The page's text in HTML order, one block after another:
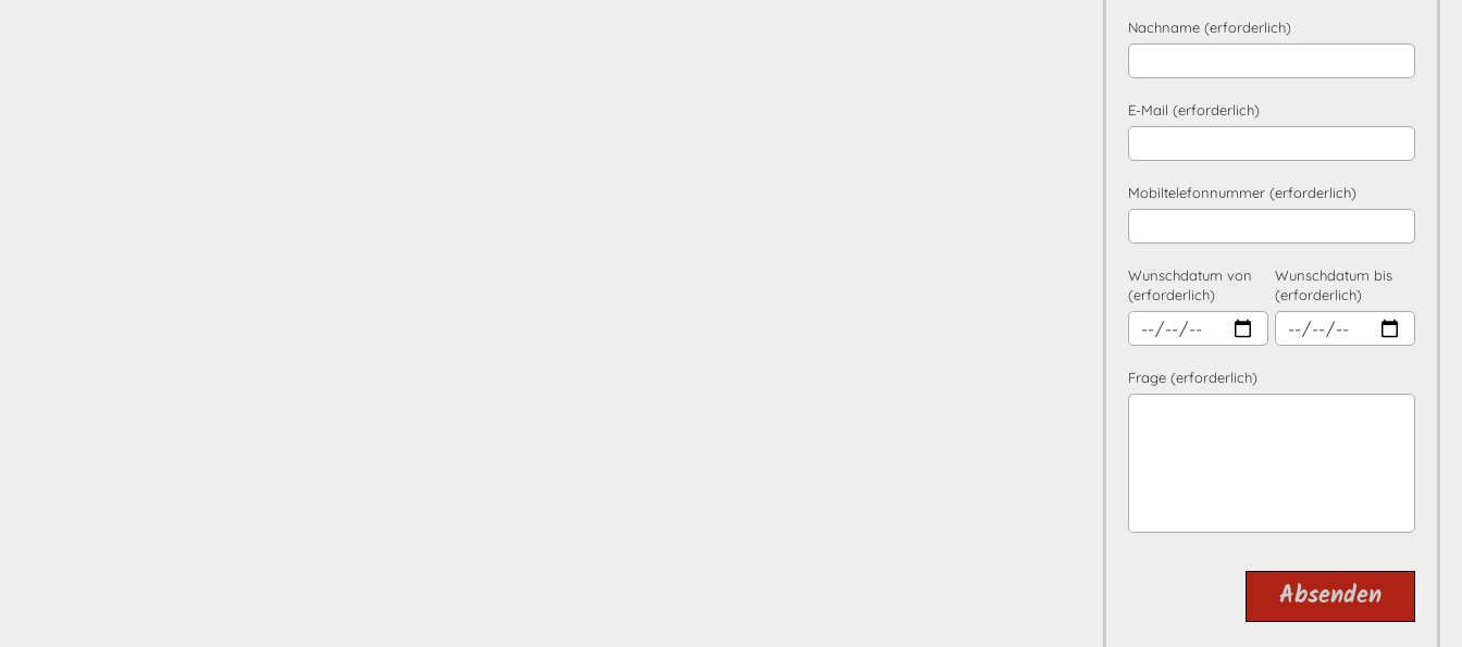
Nachname (erforderlich)
E-Mail (erforderlich)
Mobiltelefonnummer (erforderlich)
Wunschdatum von
(erforderlich)
Wunschdatum bis
(erforderlich)
Frage (erforderlich)